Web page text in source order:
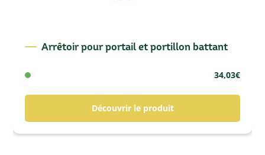
Arrêtoir pour portail et portillon battant
34,03€
Découvrir le produit